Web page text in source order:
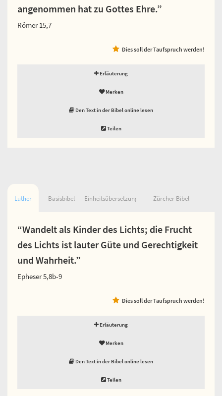
angenommen hat zu Gottes Ehre.”
Römer 15,7
Dies soll der Taufspruch werden!
Erläuterung
Merken
Den Text in der Bibel online lesen
Teilen
Luther Basisbibel Einheitsübersetzung Zürcher Bibel
“Wandelt als Kinder des Lichts; die Frucht
des Lichts ist lauter Güte und Gerechtigkeit
und Wahrheit.”
Epheser 5,8b-9
Dies soll der Taufspruch werden!
Erläuterung
Merken
Den Text in der Bibel online lesen
Teilen